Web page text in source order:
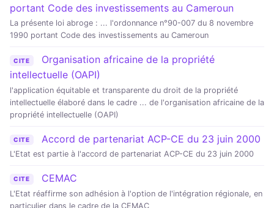
portant Code des investissements au Cameroun
La présente loi abroge : ... l'ordonnance n°90-007 du 8 novembre
1990 portant Code des investissements au Cameroun
CITE
Organisation africaine de la propriété
intellectuelle (OAPI)
l'application équitable et transparente du droit de la propriété
intellectuelle élaboré dans le cadre ... de l'organisation africaine de la
propriété intellectuelle (OAPI)
CITE Accord de partenariat ACP-CE du 23 juin 2000
L'Etat est partie à l'accord de partenariat ACP-CE du 23 juin 2000
CITE CEMAC
L'Etat réaffirme son adhésion à l'option de l'intégration régionale, en
particulier dans le cadre de la CEMAC